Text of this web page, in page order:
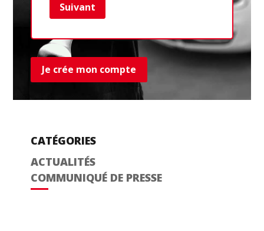
Suivant
Je crée mon compte
CATÉGORIES
ACTUALITÉS
COMMUNIQUÉ DE PRESSE